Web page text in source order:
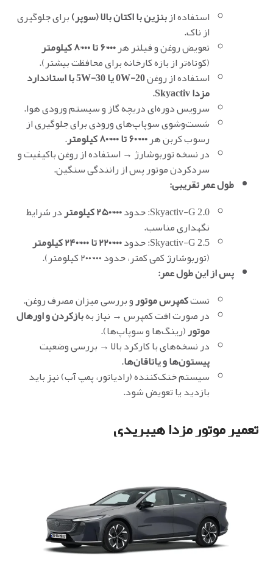
استفاده ازبنزین با اکتان بالا (سوپر)برای جلوگیری
از ناک.
تعویض روغن و فیلتر هر۶٬۰۰۰ تا ۸٬۰۰۰ کیلومتر
(کوتاه‌تر از بازه کارخانه برای محافظت بیشتر).
استفاده از روغن 0W-20 یا 5W-30 با استاندارد
مزدا Skyactiv .
سرویس دوره‌ای دریچه گاز و سیستم ورودی هوا.
شست‌وشوی سوپاپ‌های ورودی برای جلوگیری از
رسوب کربن هر۶۰٬۰۰۰ تا ۸۰٬۰۰۰ کیلومتر .
در نسخه توربوشارژ → استفاده از روغن باکیفیت و
سردکردن موتور پس از رانندگی سنگین.
طول عمر تقریبی:
Skyactiv-G 2.0: حدود
۲۵۰٬۰۰۰ کیلومتر در شرایط
نگهداری مناسب.
Skyactiv-G 2.5: حدود ۲۲۰٬۰۰۰ تا ۲۴۰٬۰۰۰ کیلومتر
(توربوشارژ کمی کمتر، حدود ۲۰۰٬۰۰۰ کیلومتر).
پس از این طول عمر:
تستکمپرس موتورو بررسی میزان مصرف روغن.
در صورت افت کمپرس → نیاز بهبازکردن و اورهال
موتور(رینگ‌ها و سوپاپ‌ها).
در نسخه‌های با کارکرد بالا → بررسی وضعیت
پیستون‌ها و یاتاقان‌ها.
سیستم خنک‌کننده (رادیاتور، پمپ آب) نیز باید
بازدید یا تعویض شود.
تعمیر موتور مزدا هیبریدی